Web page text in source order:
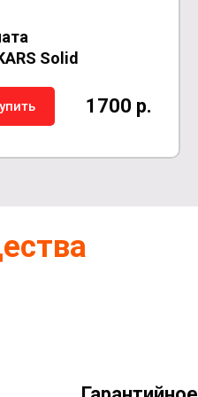
Solid
1700 р.